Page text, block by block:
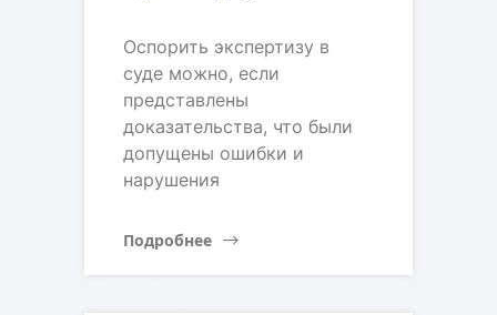
Оспорить экспертизу в
суде можно, если
представлены
доказательства, что были
допущены ошибки и
нарушения
Подробнее